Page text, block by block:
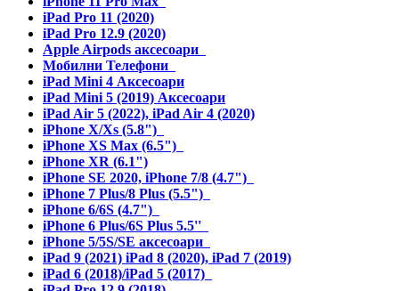
iPad Pro 11 (2020)
iPad Pro 12.9 (2020)
Apple Airpods аксесоари
Мобилни Телефони
iPad Mini 4 Аксесоари
iPad Mini 5 (2019) Аксесоари
iPad Air 5 (2022), iPad Air 4 (2020)
iPhone X/Xs (5.8")
iPhone XS Max (6.5")
iPhone XR (6.1")
iPhone SE 2020, iPhone 7/8 (4.7")
iPhone 7 Plus/8 Plus (5.5")
iPhone 6/6S (4.7")
iPhone 6 Plus/6S Plus 5.5''
iPhone 5/5S/SE аксесоари
iPad 9 (2021) iPad 8 (2020), iPad 7 (2019)
iPad 6 (2018)/iPad 5 (2017)